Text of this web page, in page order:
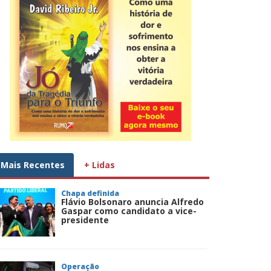
Mais Recentes + Lidas
Chapa definida
Flávio Bolsonaro anuncia Alfredo
Gaspar como candidato a vice-
presidente
Operação